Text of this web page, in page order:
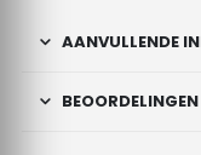
AANVULLENDE